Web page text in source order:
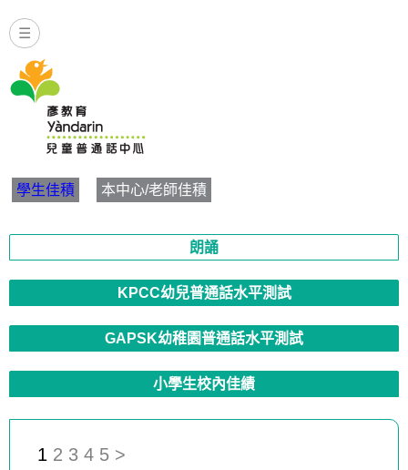
☰
Yandarin - 朗誦 | 學生佳積
學生佳積 本中心/老師佳積
朗誦
KPCC幼兒普通話水平測試
GAPSK幼稚園普通話水平測試
小學生校內佳績
1 2 3 4 5 >